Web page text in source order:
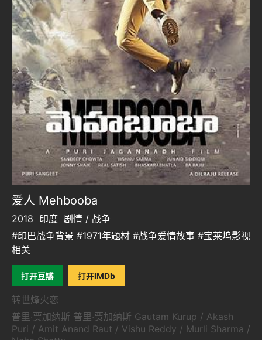
爱人 Mehbooba
2018 印度 剧情 / 战争
#印巴战争背景 #1971年题材 #战争爱情故事 #宝莱坞影视
相关
打开豆瓣 打开IMDb
转世烽火恋
普里·贾加纳斯 普里·贾加纳斯 Gautam Kurup / Akash
Puri / Amit Anand Raut / Vishu Reddy / Murli Sharma /